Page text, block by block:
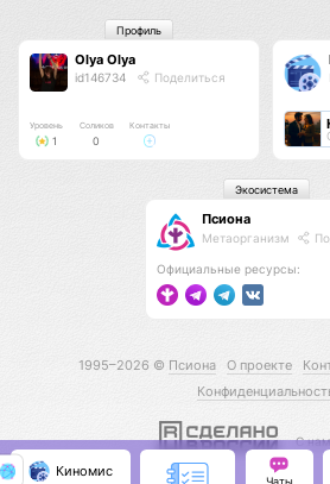
Olya Olya
id146734 Поделиться
Уровень
1
Соликов
0
Контакты
Профиль
Псиона
Метаорганизм
Официальные ресурсы:
Экосистема
1995–2026 © Псиона О проекте
С
Киномис
Чаты